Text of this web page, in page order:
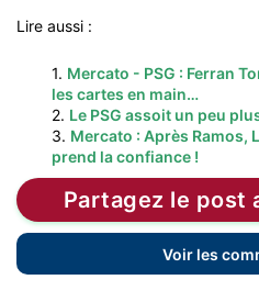
Lire aussi :
1. Mercato - PSG : Ferran
les cartes en main…
2. Le PSG assoit un peu
3. Mercato : Après Ramos,
prend la confiance !
Partagez le post
Voir les